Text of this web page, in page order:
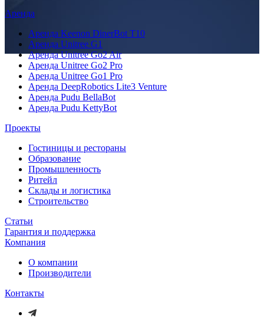
Аренда
Аренда Keenon DinerBot T10
Аренда Unitree G1
Аренда Unitree Go2 Air
Аренда Unitree Go2 Pro
Аренда Unitree Go1 Pro
Аренда DeepRobotics Lite3 Venture
Аренда Pudu BellaBot
Аренда Pudu KettyBot
Проекты
Гостиницы и рестораны
Образование
Промышленность
Ритейл
Склады и логистика
Строительство
Статьи
Гарантия и поддержка
Компания
О компании
Производители
Контакты